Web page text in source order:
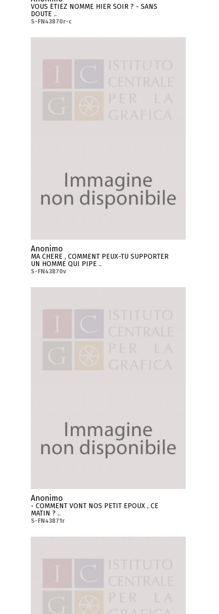
VOUS ETIEZ NOMME HIER SOIR ? - SANS
DOUTE ..
S-FN43870r-c
Anonimo
MA CHERE , COMMENT PEUX-TU SUPPORTER
UN HOMME QUI PIPE ..
S-FN43870v
Anonimo
- COMMENT VONT NOS PETIT EPOUX , CE
MATIN ? ..
S-FN43871r